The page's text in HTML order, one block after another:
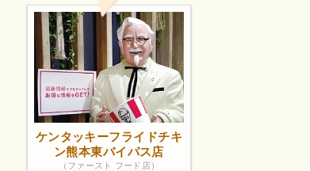
ケンタッキーフライドチキ
ン熊本東バイパス店
（ファースト フード店）